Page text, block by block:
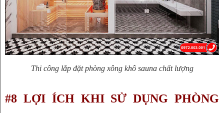
Thi công lắp đặt phòng xông khô sauna chất lượng
#8 LỢI ÍCH KHI SỬ DỤNG PHÒNG